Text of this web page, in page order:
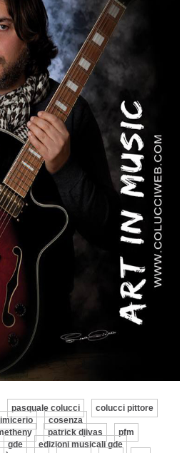
pasquale colucci
colucci pittore
cosenza
patrick djivas
pfm
gde
edizioni musicali gde